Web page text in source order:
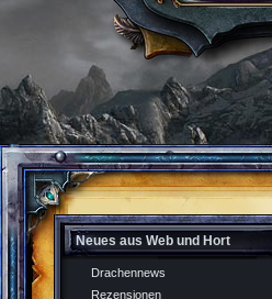
Neues aus Web und Hort
Drachennews
Rezensionen